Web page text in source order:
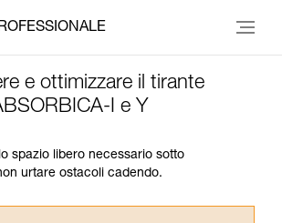
e ottimizzare il tirante
I e Y
spazio libero necessario sotto
urtare ostacoli cadendo.